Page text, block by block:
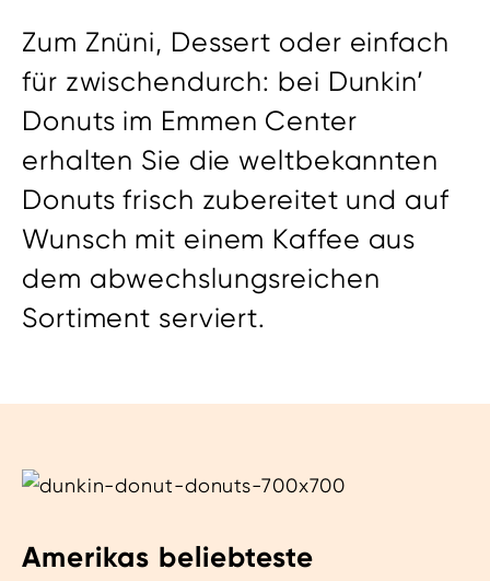
Zum Znüni, Dessert oder einfach
für zwischendurch: bei Dunkin’
Donuts im Emmen Center
erhalten Sie die weltbekannten
Donuts frisch zubereitet und auf
Wunsch mit einem Kaffee aus
dem abwechslungsreichen
Sortiment serviert.
Amerikas beliebteste